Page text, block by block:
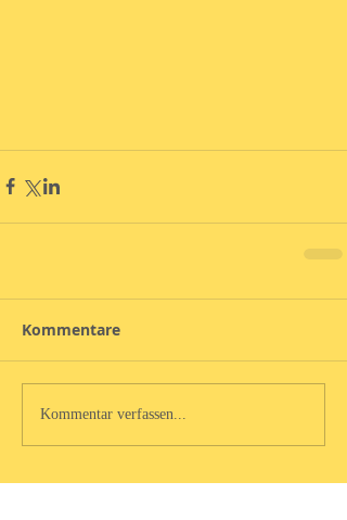
Kommentare
Kommentar verfassen...